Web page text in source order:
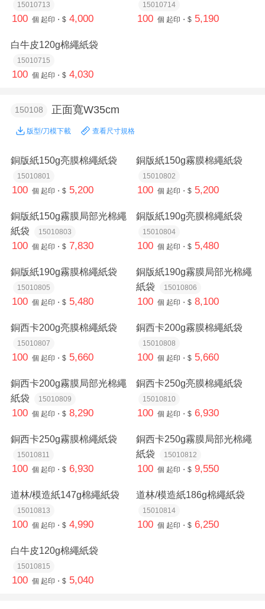
15010713
100 個 起印・$ 4,000
15010714
100 個 起印・$ 5,190
白牛皮120g棉繩紙袋
15010715
100 個 起印・$ 4,030
150108 正面寬W35cm
版型/刀模下載 查看尺寸規格
銅版紙150g亮膜棉繩紙袋
15010801
100 個 起印・$ 5,200
銅版紙150g霧膜棉繩紙袋
15010802
100 個 起印・$ 5,200
銅版紙150g霧膜局部光棉繩
紙袋
15010803
100 個 起印・$ 7,830
銅版紙190g亮膜棉繩紙袋
15010804
100 個 起印・$ 5,480
銅版紙190g霧膜棉繩紙袋
15010805
100 個 起印・$ 5,480
銅版紙190g霧膜局部光棉繩
紙袋
15010806
100 個 起印・$ 8,100
銅西卡200g亮膜棉繩紙袋
15010807
100 個 起印・$ 5,660
銅西卡200g霧膜棉繩紙袋
15010808
100 個 起印・$ 5,660
銅西卡200g霧膜局部光棉繩
紙袋
15010809
100 個 起印・$ 8,290
銅西卡250g亮膜棉繩紙袋
15010810
100 個 起印・$ 6,930
銅西卡250g霧膜棉繩紙袋
15010811
100 個 起印・$ 6,930
銅西卡250g霧膜局部光棉繩
紙袋
15010812
100 個 起印・$ 9,550
道林/模造紙147g棉繩紙袋
15010813
100 個 起印・$ 4,990
道林/模造紙186g棉繩紙袋
15010814
100 個 起印・$ 6,250
白牛皮120g棉繩紙袋
15010815
100 個 起印・$ 5,040